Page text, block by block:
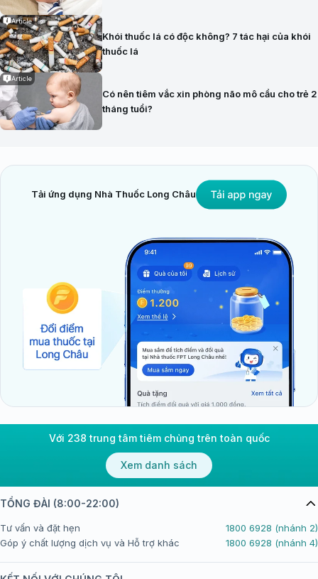
Article
Khói thuốc lá có độc không? 7 tác hại của khói
thuốc lá
Article
Có nên tiêm vắc xin phòng não mô cầu cho trẻ 2
tháng tuổi?
Tải ứng dụng Nhà Thuốc Long Châu
Với 238 trung tâm tiêm chủng trên toàn quốc
Xem danh sách
TỔNG ĐÀI (8:00-22:00)
Tư vấn và đặt hẹn
1800 6928 (nhánh 2)
Góp ý chất lượng dịch vụ và Hỗ trợ khác
1800 6928 (nhánh 4)